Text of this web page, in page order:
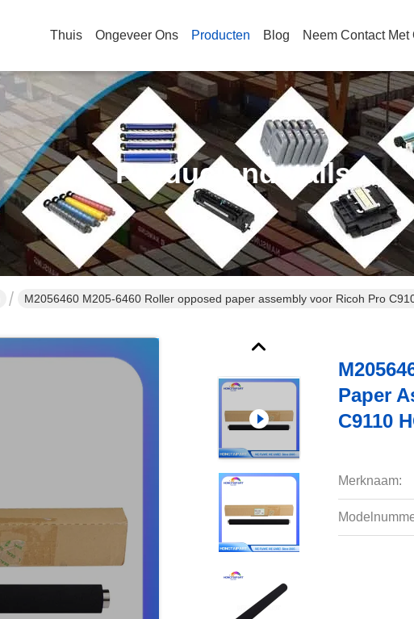
Thuis Ongeveer Ons Producten Blog Neem Contact Met
Productendetails
M2056460 M205-6460 Roller opposed paper assembly voor Ricoh Pro
Paper
C9110
Merknaam: